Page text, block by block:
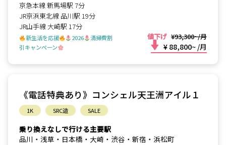
京急本線 新馬場駅 7分
JR京浜東北線 品川駅 19分
JR山手線 大崎駅 17分
新生活を応援 2026
清掃費割
引キャンペーン
値下げ ¥93,300~/月
¥ 88,800~ /月
《電話特典あり》コンシェル天王洲アイル１
1K SRC造 SALE
乗り換えなしで行ける主要駅
品川・浅草・日本橋・大崎・渋谷・新宿・浜松町